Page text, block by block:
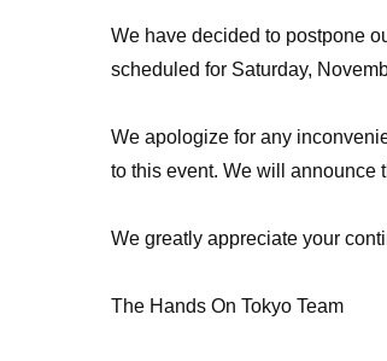
We have decided to postpone
scheduled for Saturday,
We apologize for any
to this event. We will announce
We greatly appreciate your
The Hands On Tokyo Team